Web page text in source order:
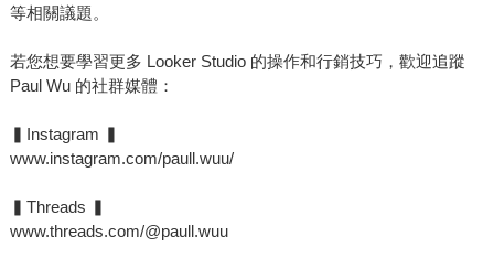
等相關議題。
若您想要學習更多 Looker Studio 的操作和行銷技巧，歡迎追蹤
Paul Wu 的社群媒體：
▍Instagram ▍
www.instagram.com/paull.wuu/
▍Threads ▍
www.threads.com/@paull.wuu